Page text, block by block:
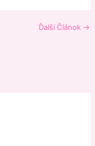
Ďalší Článok →